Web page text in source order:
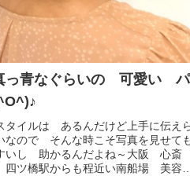
っ青なぐらいの 可愛い パ
タイルは あるんだけど上手に伝え
ので そんな時こそ写真を見せて
いし 助かるんだよね～大阪 心斎
ツ橋駅からも程近い南船場 美容